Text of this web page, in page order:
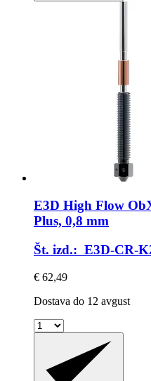
E3D High Flow
Plus, 0,8 mm
Št. izd.: E3D-CR-
€ 62,49
Dostava do 12 avgust